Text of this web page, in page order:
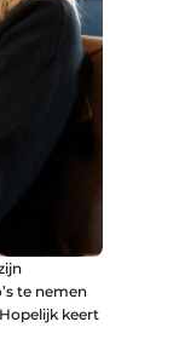
te nemen
keert